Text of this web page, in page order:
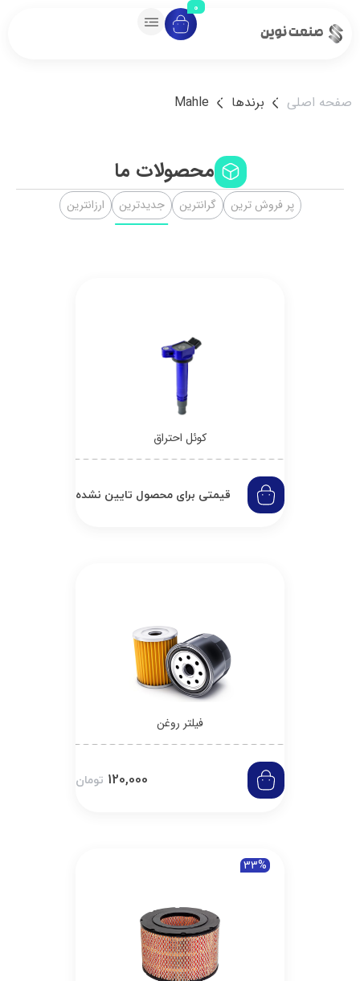
اصلی برندها Mahle
محصولات ما
پر فروش ترین گرانترین جدیدترین ارزانترین
کوئل احتراق
قیمتی برای محصول تایین نشده
فیلتر روغن
120,000 تومان